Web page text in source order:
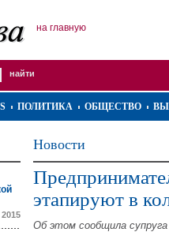
на главную
ПОЛИТИКА ОБЩЕСТВО
Новости
этапируют в
Об этом сообщила